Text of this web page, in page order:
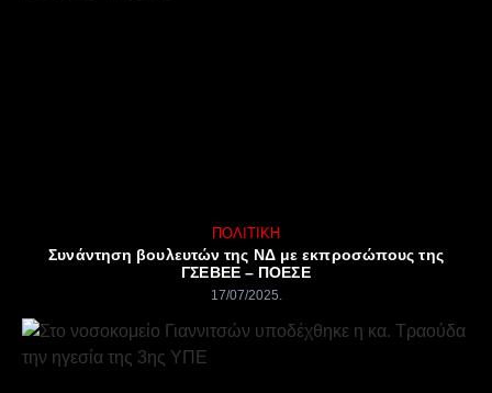
ΠΟΛΙΤΙΚΉ
Συνάντηση βουλευτών της ΝΔ με εκπροσώπους της
ΓΣΕΒΕΕ – ΠΟΕΣΕ
17/07/2025